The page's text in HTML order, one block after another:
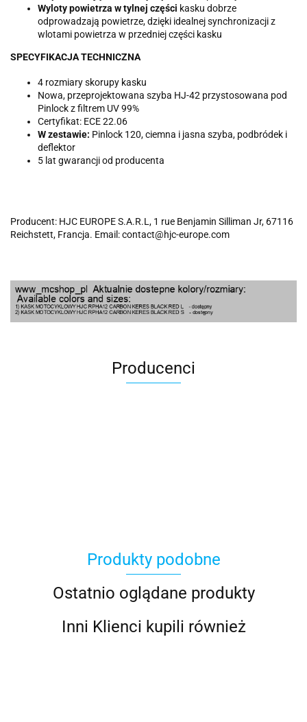
Wyloty powietrza w tylnej części kasku dobrze
odprowadzają powietrze, dzięki idealnej synchronizacji z
wlotami powietrza w przedniej części kasku
SPECYFIKACJA TECHNICZNA
4 rozmiary skorupy kasku
Nowa, przeprojektowana szyba HJ-42 przystosowana pod
Pinlock z filtrem UV 99%
Certyfikat: ECE 22.06
W zestawie: Pinlock 120, ciemna i jasna szyba, podbródek i
deflektor
5 lat gwarancji od producenta
Producent: HJC EUROPE S.A.R.L, 1 rue Benjamin Silliman Jr, 67116
Reichstett, Francja. Email: contact@hjc-europe.com
Producenci
100%
Produkty podobne
Ostatnio oglądane produkty
Inni Klienci kupili również